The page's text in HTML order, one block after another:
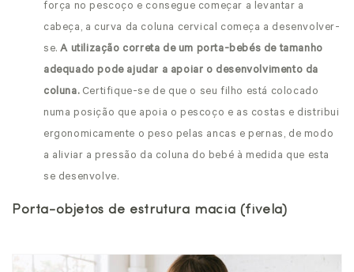
força no pescoço e consegue começar a levantar a
cabeça, a curva da coluna cervical começa a desenvolver-
se. A utilização correta de um porta-bebés de tamanho
adequado pode ajudar a apoiar o desenvolvimento da
coluna. Certifique-se de que o seu filho está colocado
numa posição que apoia o pescoço e as costas e distribui
ergonomicamente o peso pelas ancas e pernas, de modo
a aliviar a pressão da coluna do bebé à medida que esta
se desenvolve.
Porta-objetos de estrutura macia (fivela)